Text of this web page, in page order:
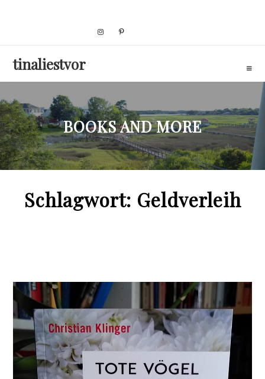
tinaliestvor
BOOKS AND MORE
Schlagwort: Geldverleih